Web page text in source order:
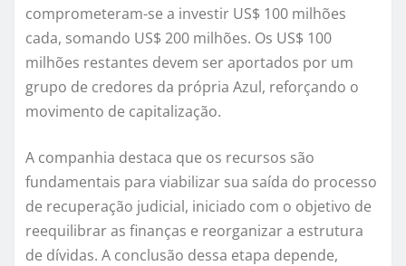
comprometeram-se a investir US$ 100 milhões
cada, somando US$ 200 milhões. Os US$ 100
milhões restantes devem ser aportados por um
grupo de credores da própria Azul, reforçando o
movimento de capitalização.
A companhia destaca que os recursos são
fundamentais para viabilizar sua saída do processo
de recuperação judicial, iniciado com o objetivo de
reequilibrar as finanças e reorganizar a estrutura
de dívidas. A conclusão dessa etapa depende,